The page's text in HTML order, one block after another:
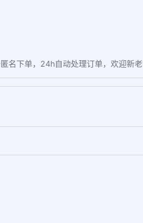
名下单，24h自动处理订单，欢迎新老